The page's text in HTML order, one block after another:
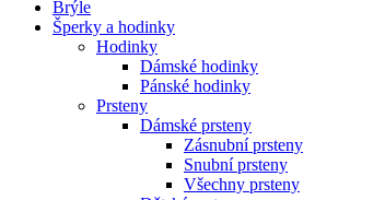
Brýle
Šperky a hodinky
Hodinky
Dámské hodinky
Pánské hodinky
Prsteny
Dámské prsteny
Zásnubní prsteny
Snubní prsteny
Všechny prsteny